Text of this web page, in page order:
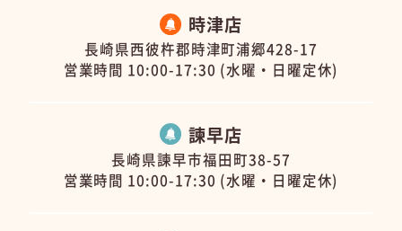
時津店
長崎県西彼杵郡時津町浦郷428-17
営業時間 10:00-17:30 (水曜・日曜定休)
諫早店
長崎県諫早市福田町38-57
営業時間 10:00-17:30 (水曜・日曜定休)